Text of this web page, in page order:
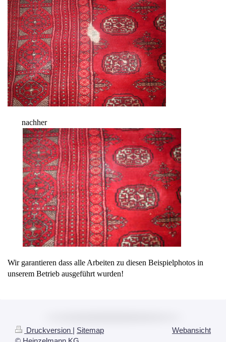
nachher
Wir garantieren dass alle Arbeiten zu diesen Beispielphotos in
unserem Betrieb ausgeführt wurden!
Druckversion | Sitemap
Webansicht